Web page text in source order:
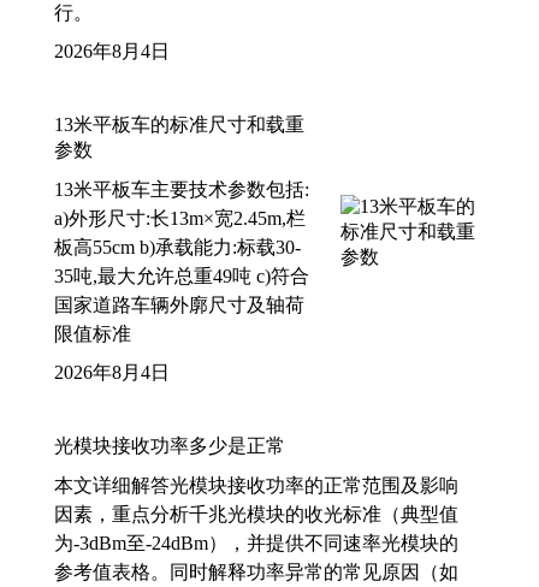
行。
2026年8月4日
13米平板车的标准尺寸和载重
参数
13米平板车主要技术参数包括:
a)外形尺寸:长13m×宽2.45m,栏
板高55cm b)承载能力:标载30-
35吨,最大允许总重49吨 c)符合
国家道路车辆外廓尺寸及轴荷
限值标准
2026年8月4日
光模块接收功率多少是正常
本文详细解答光模块接收功率的正常范围及影响
因素，重点分析千兆光模块的收光标准（典型值
为-3dBm至-24dBm），并提供不同速率光模块的
参考值表格。同时解释功率异常的常见原因（如